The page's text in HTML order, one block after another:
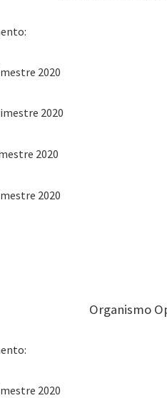
2020
2020
2020
2020
Organismo
2020